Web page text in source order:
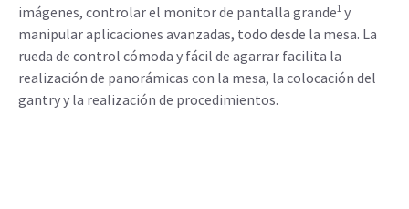
imágenes, controlar el monitor de pantalla grande1 y
manipular aplicaciones avanzadas, todo desde la mesa. La
rueda de control cómoda y fácil de agarrar facilita la
realización de panorámicas con la mesa, la colocación del
gantry y la realización de procedimientos.